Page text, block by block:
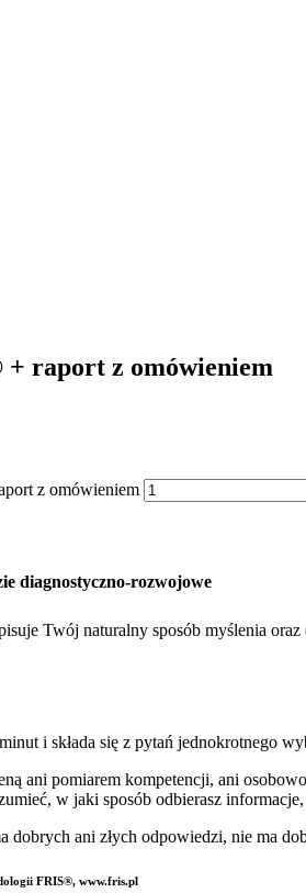
raport z omówieniem
z omówieniem
diagnostyczno-rozwojowe
Twój naturalny sposób myślenia
i składa się z pytań jednokrotnego
ani pomiarem kompetencji, ani
w jaki sposób odbierasz
dobrych ani złych odpowiedzi, nie ma
FRIS®, www.fris.pl